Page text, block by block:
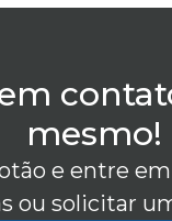
mesmo!
e entre
ou solicitar